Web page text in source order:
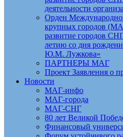
деятельности
Орден
крупных городов
развитие городов
летию со дня
Ю.М. Лужкова»
ПАРТНЕРЫ МАГ
Проект Заявления о
Новости
МАГ-инфо
МАГ-города
МАГ-СНГ
80 лет Великой
Финансовый